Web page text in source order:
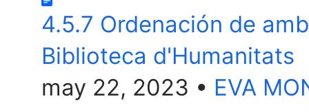
4.5.7 Ordenación de
Biblioteca d'Humanitats
may 22, 2023 • EVA